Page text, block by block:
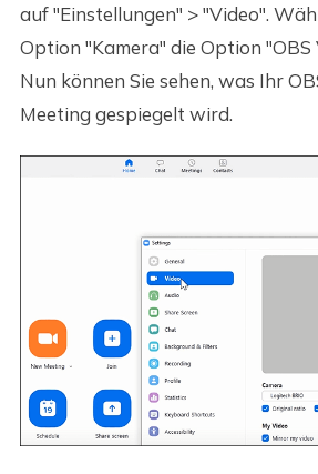
auf "Einstellungen" > "Video".
Option "Kamera" die Option "OBS
Nun können Sie sehen, was Ihr
Meeting gespiegelt wird.